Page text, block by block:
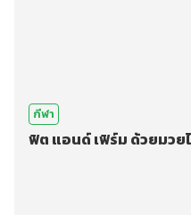
กีฬา
ฟิต แอนด์ เฟิร์ม ด้วยมวย